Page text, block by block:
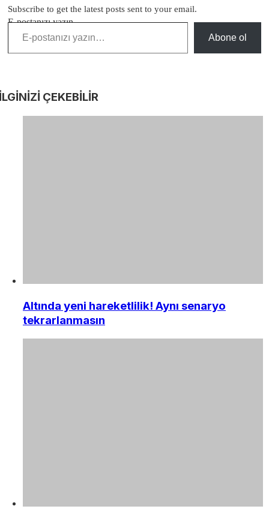
Subscribe to get the latest posts sent to your email.
E-postanızı yazın…
Abone ol
ÇEKEBİLİR
Altında yeni hareketlilik! Aynı senaryo
tekrarlanmasın